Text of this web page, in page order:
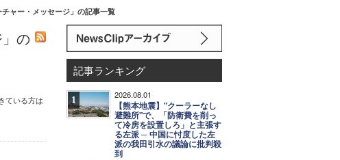
ャー・メッセージ」の記事一覧
の
ている方は
記事ランキング
1 2026.08.01
【熊本地震】"クーラーなし
避難所"で、「防衛費を削っ
て冷房を設置しろ」と主張す
る左派 ─ 中国に忖度した左
派の我田引水の議論に批判殺
到